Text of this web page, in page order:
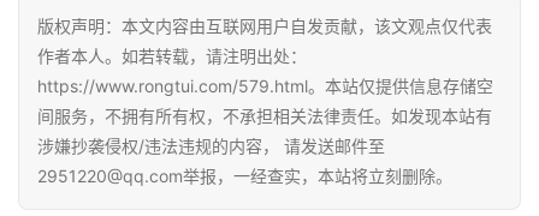
商
运
营
直
播
登录 注册
版权声明：本文内容由互联网用户自发贡献，该文观点仅代表
作者本人。如若转载，请注明出处：
https://www.rongtui.com/579.html。本站仅提供信息存储空
间服务，不拥有所有权，不承担相关法律责任。如发现本站有
涉嫌抄袭侵权/违法违规的内容， 请发送邮件至
2951220@qq.com举报，一经查实，本站将立刻删除。